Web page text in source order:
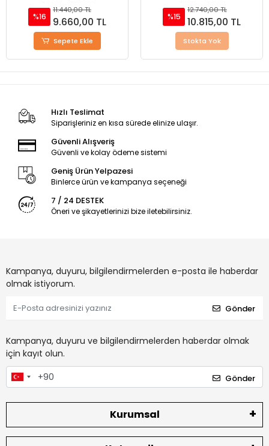
%16
11.440,00 TL
9.660,00 TL
Sepete Ekle
%15
12.740,00 TL
10.815,00 TL
Stokta Yok
Hızlı Teslimat
Siparişleriniz en kısa sürede elinize ulaşır.
Güvenli Alışveriş
Güvenli ve kolay ödeme sistemi
Geniş Ürün Yelpazesi
Binlerce ürün ve kampanya seçeneği
7 / 24 DESTEK
Öneri ve şikayetlerinizi bize iletebilirsiniz.
Kampanya, duyuru, bilgilendirmelerden e-posta ile haberdar
olmak istiyorum.
Gönder
Kampanya, duyuru ve bilgilendirmelerden haberdar olmak
için kayıt olun.
Gönder
Kurumsal